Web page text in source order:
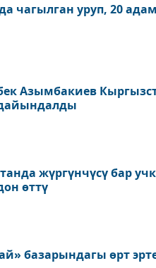
чагылган уруп, 20
Азымбакиев
жүргүнчүсү бар
өттү
базарындагы өрт